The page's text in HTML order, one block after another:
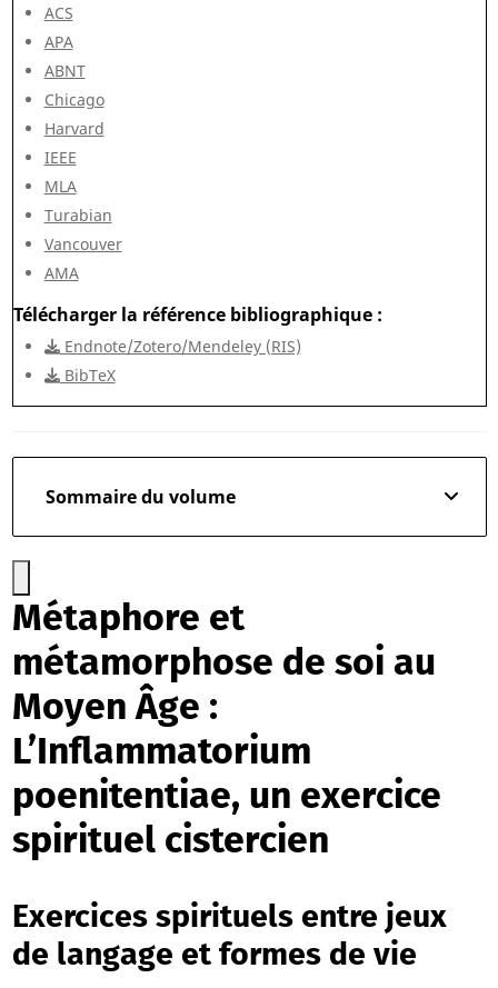
ACS
APA
ABNT
Chicago
Harvard
IEEE
MLA
Turabian
Vancouver
AMA
Télécharger la référence bibliographique
Endnote/Zotero/Mendeley (RIS)
BibTeX
Sommaire du volume
Métaphore et
métamorphose de soi au
Moyen Âge :
L’Inflammatorium
poenitentiae, un exercice
spirituel cistercien
Exercices spirituels entre jeux
de langage et formes de vie